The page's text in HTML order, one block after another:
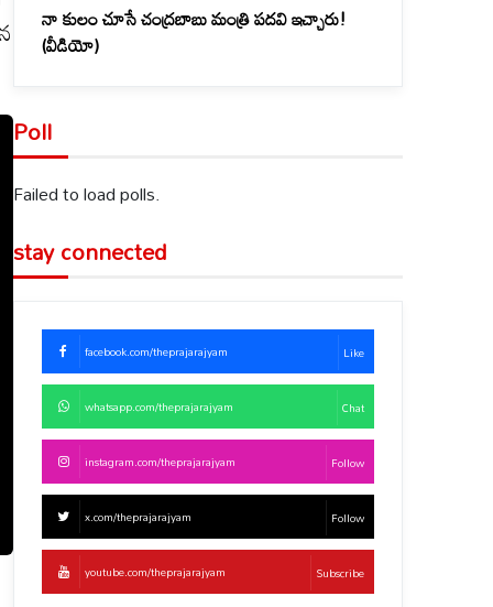
నా కులం చూసే చంద్రబాబు మంత్రి పదవి ఇచ్చారు!
(వీడియో)
Poll
Failed to load polls.
stay connected
facebook.com/theprajarajyam Like
whatsapp.com/theprajarajyam Chat
instagram.com/theprajarajyam Follow
x.com/theprajarajyam Follow
youtube.com/theprajarajyam Subscribe